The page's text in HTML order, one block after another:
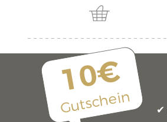
10€
Gutschein